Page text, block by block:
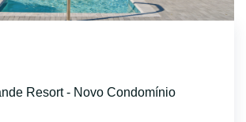
Resort - Novo Condomínio